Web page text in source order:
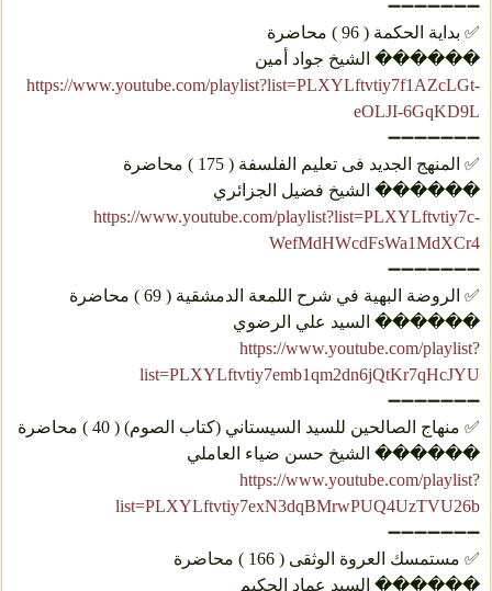
➖➖➖➖➖➖➖
✅ بداية الحكمة ( 96 ) محاضرة
������ الشيخ جواد أمين
https://www.youtube.com/playlist?list=PLXYLftvtiy7f1AZcLGt-
eOLJI-6GqKD9L
➖➖➖➖➖➖➖
✅ المنهج الجدید فی تعلیم الفلسفة ( 175 ) محاضرة
������ الشيخ فضيل الجزائري
https://www.youtube.com/playlist?list=PLXYLftvtiy7c-
WefMdHWcdFsWa1MdXCr4
➖➖➖➖➖➖➖
✅ الروضة البهية في شرح اللمعة الدمشقية ( 69 ) محاضرة
������ السيد علي الرضوي
https://www.youtube.com/playlist?
list=PLXYLftvtiy7emb1qm2dn6jQtKr7qHcJYU
➖➖➖➖➖➖➖
✅ منهاج الصالحين للسيد السيستاني (كتاب الصوم) ( 40 ) محاضرة
������ الشيخ حسن ضياء العاملي
https://www.youtube.com/playlist?
list=PLXYLftvtiy7exN3dqBMrwPUQ4UzTVU26b
➖➖➖➖➖➖➖
✅ مستمسك العروة الوثقى ( 166 ) محاضرة
������ السيد عماد الحكيم